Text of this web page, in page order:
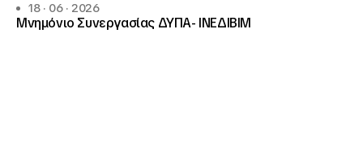
18 · 06 · 2026
Μνημόνιο Συνεργασίας ΔΥΠΑ- ΙΝΕΔΙΒΙΜ